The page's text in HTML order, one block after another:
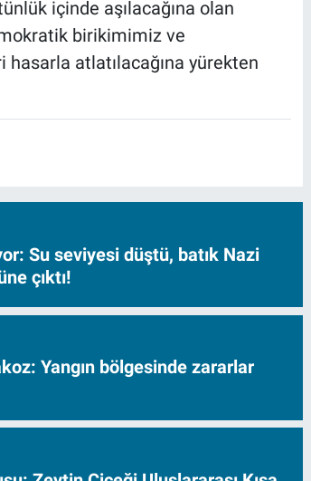
içinde aşılacağına olan
birikimimiz ve
atlatılacağına yürekten
Su seviyesi düştü, batık Nazi
çıktı!
Yangın bölgesinde zararlar